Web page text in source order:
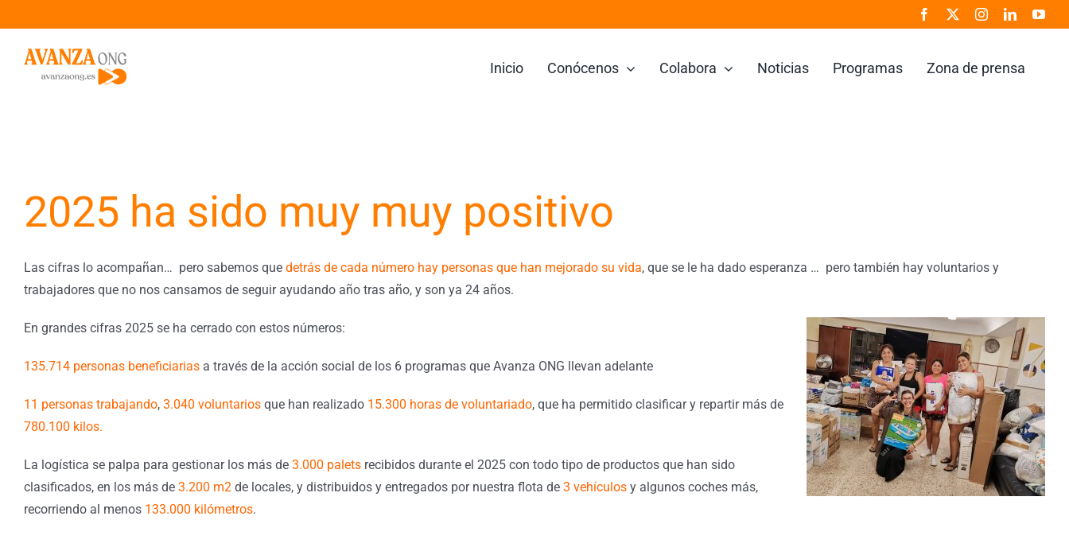
al
contenido
Inicio Conócenos Colabora Noticias Programas Zona de prensa
2025 ha sido muy muy positivo
Las cifras lo acompañan… pero sabemos que detrás de cada número hay personas que han mejorado su vida, que se le ha dado esperanza … pero también hay voluntarios y
trabajadores que no nos cansamos de seguir ayudando año tras año, y son ya 24 años.
En grandes cifras 2025 se ha cerrado con estos números:
135.714 personas beneficiariasa través de la acción social de los 6 programas que Avanza ONG llevan adelante
11 personas trabajando, 3.040 voluntariosque han realizado 15.300 horas de voluntariado, que ha permitido clasificar y repartir más de
780.100 kilos.
La logística se palpa para gestionar los más de 3.000 paletsrecibidos durante el 2025 con todo tipo de productos que han sido
clasificados, en los más de 3.200 m2de locales, y distribuidos y entregados por nuestra flota de 3 vehículosy algunos coches más,
recorriendo al menos 133.000 kilómetros.